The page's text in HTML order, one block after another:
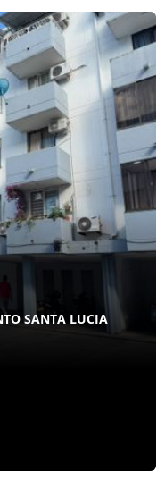
SANTA LUCIA